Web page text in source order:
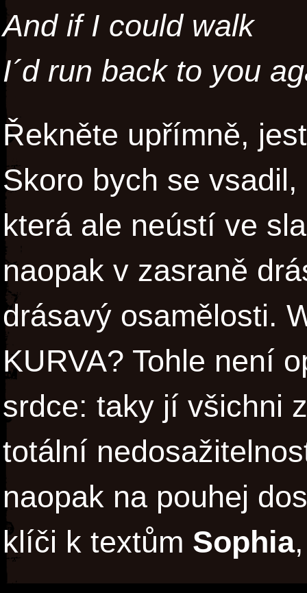
And if I could walk
I´d run back to you
Řekněte upřímně,
Skoro bych se
která ale neústí ve
naopak v zasraně
drásavý osamělosti.
KURVA? Tohle není
srdce: taky jí všichni
totální
naopak na pouhej
klíči k textům Sophia